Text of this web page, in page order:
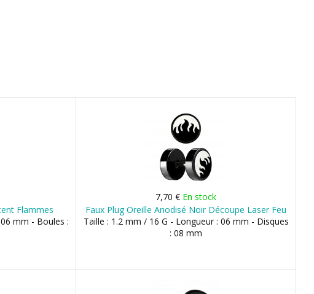
Flammes
mm - Boules :
7,70 € En stock
Faux Plug Oreille Anodisé Noir Découpe Laser Feu
Taille : 1.2 mm / 16 G - Longueur : 06 mm - Disques
: 08 mm